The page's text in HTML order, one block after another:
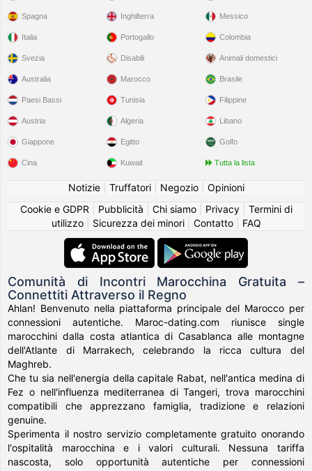
Spagna
Italia
Svezia
Inghilterra
Portogallo
Disabili
Messico
Colombia
Animali domestici
Australia
Paesi Bassi
Austria
Giappone
Cina
Marocco
Tunisia
Algeria
Egitto
Kuwait
Brasile
Filippine
Libano
Golfo
Tutta la lista
Notizie| Truffatori| Negozio| Opinioni
Cookie e GDPR
Pubblicità Chi siamo| Privacy| Termini di
utilizzo| Sicurezza dei minori| Contatto| FAQ
Comunità di Incontri Marocchina Gratuita –
Connettiti Attraverso il Regno
Ahlan! Benvenuto nella piattaforma principale del Marocco per
connessioni autentiche. Maroc-dating.com riunisce single
marocchini dalla costa atlantica di Casablanca alle montagne
dell'Atlante di Marrakech, celebrando la ricca cultura del
Maghreb.
Che tu sia nell'energia della capitale Rabat, nell'antica medina di
Fez o nell'influenza mediterranea di Tangeri, trova marocchini
compatibili che apprezzano famiglia, tradizione e relazioni
genuine.
Sperimenta il nostro servizio completamente gratuito onorando
l'ospitalità marocchina e i valori culturali. Nessuna tariffa
nascosta, solo opportunità autentiche per connessioni